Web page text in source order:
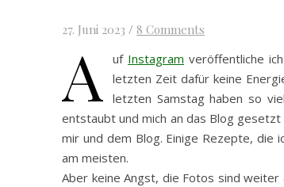
27. Juni 2023 / 8 Comments
A uf Instagram veröffentliche
letzten Zeit dafür keine
letzten Samstag haben so
entstaubt und mich an das Blog
mir und dem Blog. Einige Rezepte, die
am meisten.
Aber keine Angst, die Fotos sind